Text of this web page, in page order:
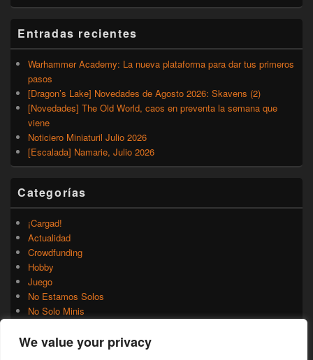
We value your privacy
Entradas recientes
Warhammer Academy: La nueva plataforma para dar tus primeros
pasos
[Dragon’s Lake] Novedades de Agosto 2026: Skavens (2)
[Novedades] The Old World, caos en preventa la semana que
viene
Noticiero Miniaturil Julio 2026
[Escalada] Namarie, Julio 2026
Categorías
¡Cargad!
Actualidad
Crowdfunding
Hobby
Juego
No Estamos Solos
No Solo Minis
Rumores